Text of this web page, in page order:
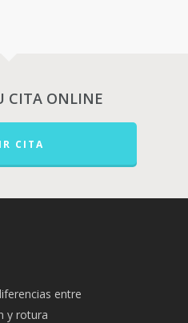
CITA ONLINE
CITA
entre
y rotura